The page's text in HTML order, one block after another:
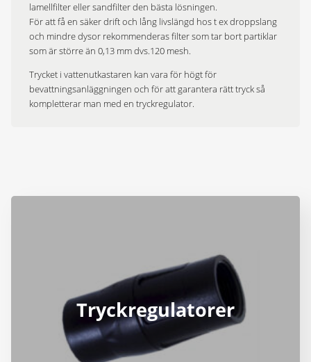
lamellfilter eller sandfilter den bästa lösningen.
För att få en säker drift och lång livslängd hos t ex droppslang
och mindre dysor rekommenderas filter som tar bort partiklar
som är större än 0,13 mm dvs.120 mesh.
Trycket i vattenutkastaren kan vara för högt för
bevattningsanläggningen och för att garantera rätt tryck så
kompletterar man med en tryckregulator.
Tryckregulatorer